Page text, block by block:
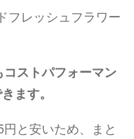
フレッシュフラワー
ストパフォーマン
ます。
と安いため、まと